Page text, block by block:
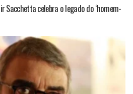
Sacchetta celebra o legado do ‘homem-